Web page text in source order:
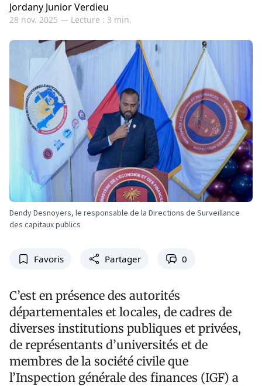
Jordany Junior Verdieu
28 nov. 2025 — Lecture : 3 min.
Dendy Desnoyers, le responsable de la Directions de Surveillance
des capitaux publics
Favoris Partager 0
C’est en présence des autorités
départementales et locales, de cadres de
diverses institutions publiques et privées,
de représentants d’universités et de
membres de la société civile que
l’Inspection générale des finances (IGF) a